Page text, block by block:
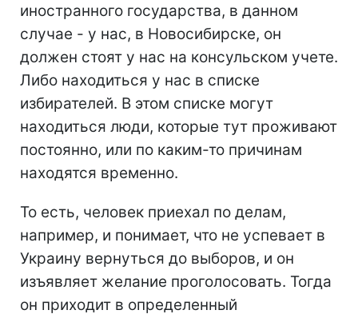
иностранного государства, в данном
случае - у нас, в Новосибирске, он
должен стоят у нас на консульском учете.
Либо находиться у нас в списке
избирателей. В этом списке могут
находиться люди, которые тут проживают
постоянно, или по каким-то причинам
находятся временно.
То есть, человек приехал по делам,
например, и понимает, что не успевает в
Украину вернуться до выборов, и он
изъявляет желание проголосовать. Тогда
он приходит в определенный